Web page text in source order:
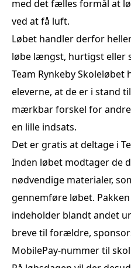
med det fælles formål at
ved at få luft.
Løbet handler derfor
løbe længst, hurtigst eller
Team Rynkeby Skoleløbet
eleverne, at de er i stand
mærkbar forskel for
en lille indsats.
Det er gratis at deltage i
Inden løbet modtager de
nødvendige materialer,
gennemføre løbet.
indeholder blandt andet
breve til forældre,
MobilePay-nummer til